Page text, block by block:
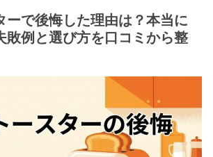
ーで後悔した理由は？本当に
敗例と選び方を口コミから整